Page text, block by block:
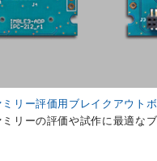
リー評価用ブレイクアウト
リーの評価や試作に最適な